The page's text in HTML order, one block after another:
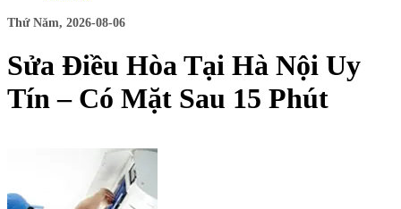
Thứ Năm, 2026-08-06
Sửa Điều Hòa Tại Hà Nội Uy
Tín – Có Mặt Sau 15 Phút